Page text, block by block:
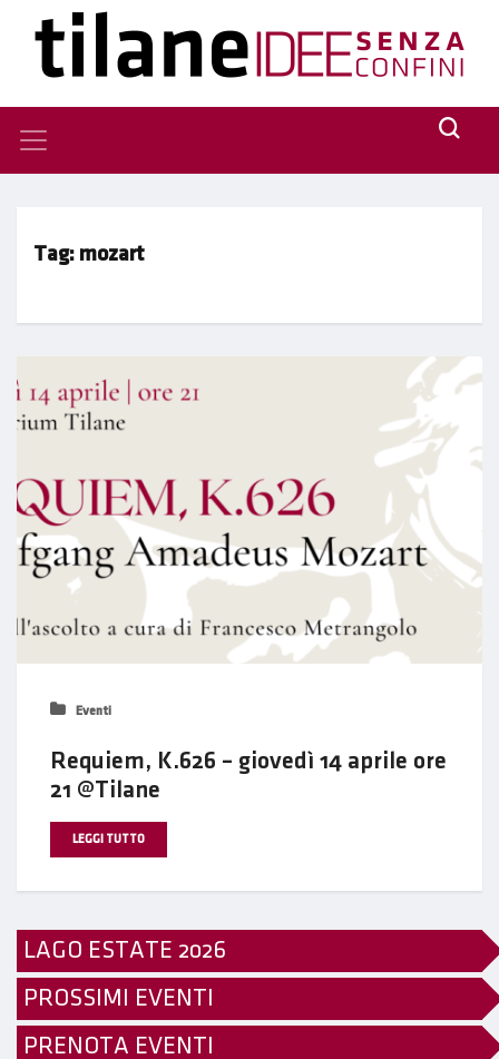
Tag: mozart
Eventi
Requiem, K.626 – giovedì 14 aprile ore
21 @Tilane
LEGGI TUTTO
LAGO ESTATE 2026
PROSSIMI EVENTI
PRENOTA EVENTI